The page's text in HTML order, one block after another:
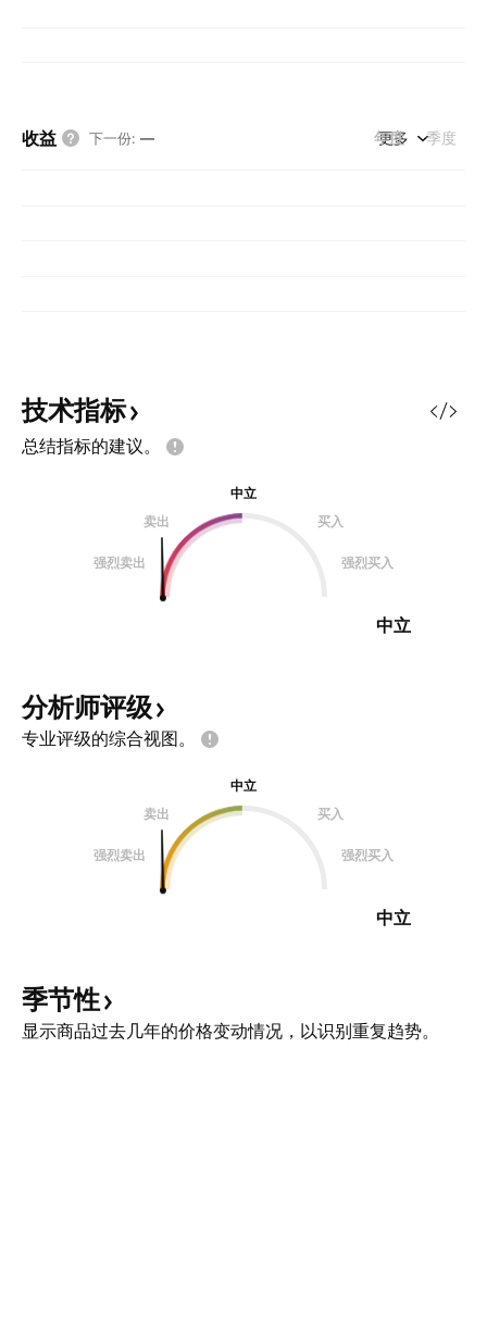
收益 下一份: — 年度 季度
更多
技术指标
总结指标的建议。
中立
卖出
买入
强烈卖出 强烈买入
中立
分析师评级
专业评级的综合视图。
中立
卖出
买入
强烈卖出 强烈买入
中立
季节性
显示商品过去几年的价格变动情况，以识别重复趋势。